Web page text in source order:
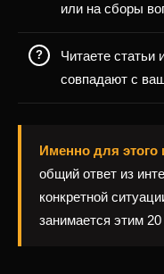
или на сборы
Читаете
совпадают с
Именно для этого
общий ответ из
конкретной
занимается этим 20